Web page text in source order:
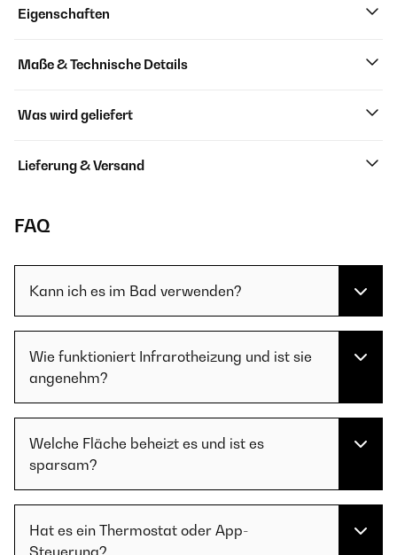
Eigenschaften
Maße & Technische Details
Was wird geliefert
Lieferung & Versand
FAQ
Kann ich es im Bad verwenden?
Wie funktioniert Infrarotheizung und ist sie
angenehm?
Welche Fläche beheizt es und ist es
sparsam?
Hat es ein Thermostat oder App-
Steuerung?